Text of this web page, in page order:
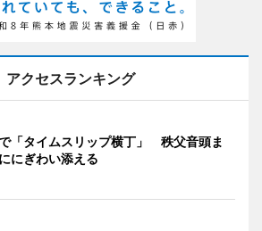
アクセスランキング
「タイムスリップ横丁」 秩父音頭ま
にぎわい添える